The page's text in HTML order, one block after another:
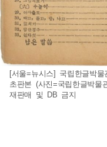
[서울=뉴시스] 국립한글박
초판본 (사진=국립한글박
재판매 및 DB 금지